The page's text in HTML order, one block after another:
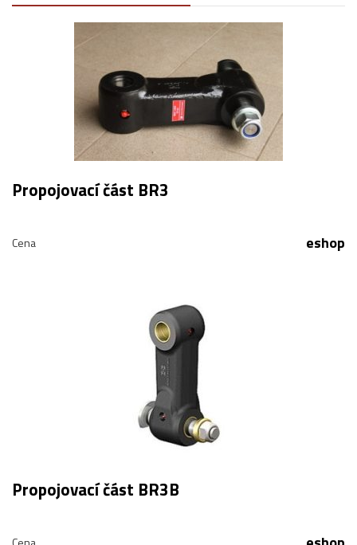
Propojovací část BR3
Cena eshop
Propojovací část BR3B